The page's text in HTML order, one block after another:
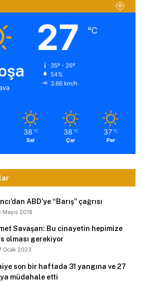
27 ℃
35º - 26º
54%
3.66 km/h
38 ℃
Sal
38 ℃
Çar
37 ℃
Per
ABD’ye “Barış” çağrısı
Mayıs 2018
Savaşan: Bu cinayetin hepimize
olması gerekiyor
Ocak 2023
son bir haftada 31 yangına ve 27
müdahale etti